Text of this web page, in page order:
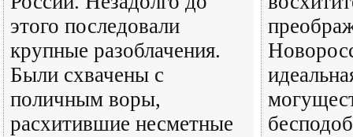
этого последовали
крупные разоблачения.
Были схвачены с
поличным воры,
расхитившие несметные